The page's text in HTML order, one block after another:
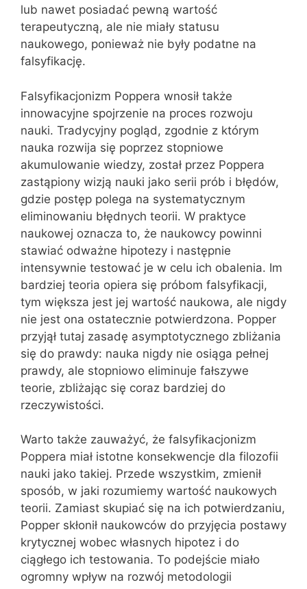
lub nawet posiadać pewną wartość
terapeutyczną, ale nie miały statusu
naukowego, ponieważ nie były podatne na
falsyfikację.
Falsyfikacjonizm Poppera wnosił także
innowacyjne spojrzenie na proces rozwoju
nauki. Tradycyjny pogląd, zgodnie z którym
nauka rozwija się poprzez stopniowe
akumulowanie wiedzy, został przez Poppera
zastąpiony wizją nauki jako serii prób i błędów,
gdzie postęp polega na systematycznym
eliminowaniu błędnych teorii. W praktyce
naukowej oznacza to, że naukowcy powinni
stawiać odważne hipotezy i następnie
intensywnie testować je w celu ich obalenia. Im
bardziej teoria opiera się próbom falsyfikacji,
tym większa jest jej wartość naukowa, ale nigdy
nie jest ona ostatecznie potwierdzona. Popper
przyjął tutaj zasadę asymptotycznego zbliżania
się do prawdy: nauka nigdy nie osiąga pełnej
prawdy, ale stopniowo eliminuje fałszywe
teorie, zbliżając się coraz bardziej do
rzeczywistości.
Warto także zauważyć, że falsyfikacjonizm
Poppera miał istotne konsekwencje dla filozofii
nauki jako takiej. Przede wszystkim, zmienił
sposób, w jaki rozumiemy wartość naukowych
teorii. Zamiast skupiać się na ich potwierdzaniu,
Popper skłonił naukowców do przyjęcia postawy
krytycznej wobec własnych hipotez i do
ciągłego ich testowania. To podejście miało
ogromny wpływ na rozwój metodologii